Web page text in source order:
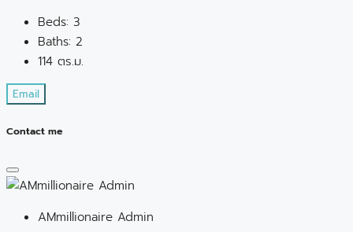
Beds: 3
Baths: 2
114 ตร.ม.
Email
Contact me
AMmillionaire Admin